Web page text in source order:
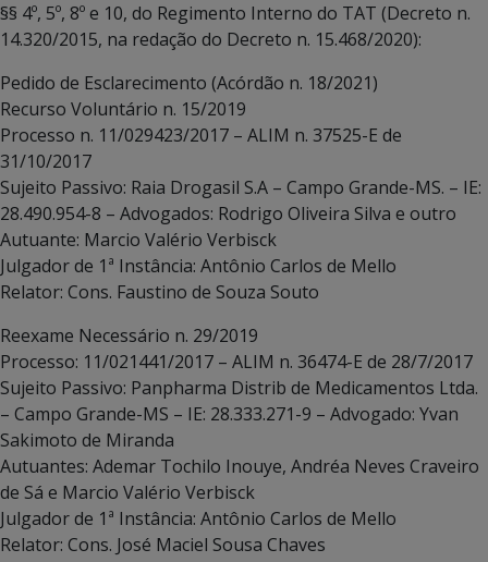
§§ 4º, 5º, 8º e 10, do Regimento Interno do TAT (Decreto n.
14.320/2015, na redação do Decreto n. 15.468/2020):
Pedido de Esclarecimento (Acórdão n. 18/2021)
Recurso Voluntário n. 15/2019
Processo n. 11/029423/2017 – ALIM n. 37525-E de
31/10/2017
Sujeito Passivo: Raia Drogasil S.A – Campo Grande-MS. – IE:
28.490.954-8 – Advogados: Rodrigo Oliveira Silva e outro
Autuante: Marcio Valério Verbisck
Julgador de 1ª Instância: Antônio Carlos de Mello
Relator: Cons. Faustino de Souza Souto
Reexame Necessário n. 29/2019
Processo: 11/021441/2017 – ALIM n. 36474-E de 28/7/2017
Sujeito Passivo: Panpharma Distrib de Medicamentos Ltda.
– Campo Grande-MS – IE: 28.333.271-9 – Advogado: Yvan
Sakimoto de Miranda
Autuantes: Ademar Tochilo Inouye, Andréa Neves Craveiro
de Sá e Marcio Valério Verbisck
Julgador de 1ª Instância: Antônio Carlos de Mello
Relator: Cons. José Maciel Sousa Chaves